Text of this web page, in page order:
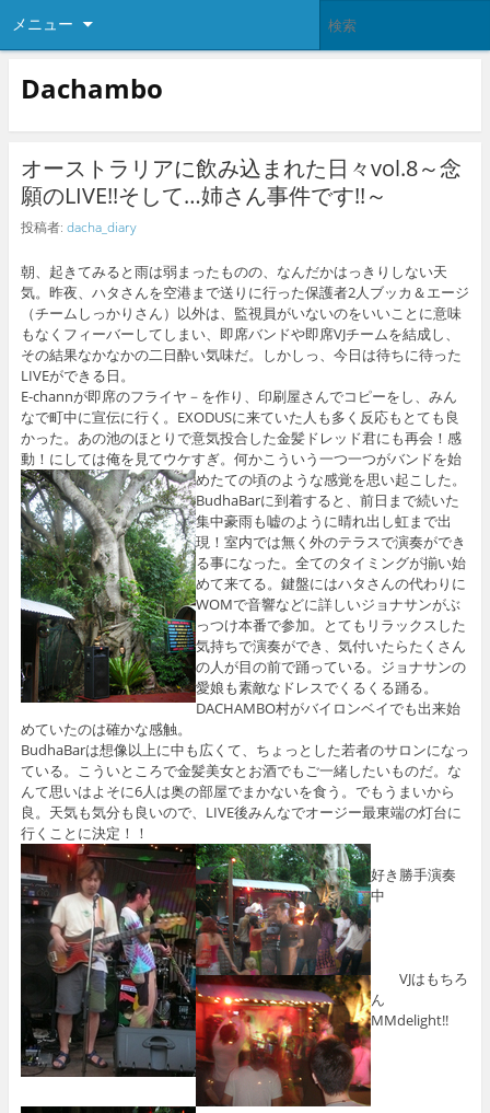
メニュー
Dachambo
オーストラリアに飲み込まれた日々vol.8～念
願のLIVE!!そして…姉さん事件です!!～
投稿者: dacha_diary
朝、起きてみると雨は弱まったものの、なんだかはっきりしない天
気。昨夜、ハタさんを空港まで送りに行った保護者2人ブッカ＆エージ
（チームしっかりさん）以外は、監視員がいないのをいいことに意味
もなくフィーバーしてしまい、即席バンドや即席VJチームを結成し、
その結果なかなかの二日酔い気味だ。しかしっ、今日は待ちに待った
LIVEができる日。
E-channが即席のフライヤ－を作り、印刷屋さんでコピーをし、みん
なで町中に宣伝に行く。EXODUSに来ていた人も多く反応もとても良
かった。あの池のほとりで意気投合した金髪ドレッド君にも再会！感
動！にしては俺を見てウケすぎ。何かこういう一つ一つがバンドを始
めたての頃のような感覚を思い起こした。
BudhaBarに到着すると、前日まで続いた
集中豪雨も嘘のように晴れ出し虹まで出
現！室内では無く外のテラスで演奏ができ
る事になった。全てのタイミングが揃い始
めて来てる。鍵盤にはハタさんの代わりに
WOMで音響などに詳しいジョナサンがぶ
っつけ本番で参加。とてもリラックスした
気持ちで演奏ができ、気付いたらたくさん
の人が目の前で踊っている。ジョナサンの
愛娘も素敵なドレスでくるくる踊る。
DACHAMBO村がバイロンベイでも出来始
めていたのは確かな感触。
BudhaBarは想像以上に中も広くて、ちょっとした若者のサロンになっ
ている。こういところで金髪美女とお酒でもご一緒したいものだ。な
んて思いはよそに6人は奥の部屋でまかないを食う。でもうまいから
良。天気も気分も良いので、LIVE後みんなでオージー最東端の灯台に
行くことに決定！！
好き勝手演奏
中
VJはもちろ
ん
MMdelight!!